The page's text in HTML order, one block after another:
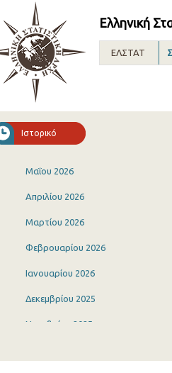
Ελληνική
ΕΛΣΤΑΤ
Ιστορικό
Μαΐου 2026
Απριλίου 2026
Μαρτίου 2026
Φεβρουαρίου 2026
Ιανουαρίου 2026
Δεκεμβρίου 2025
Νοεμβρίου 2025